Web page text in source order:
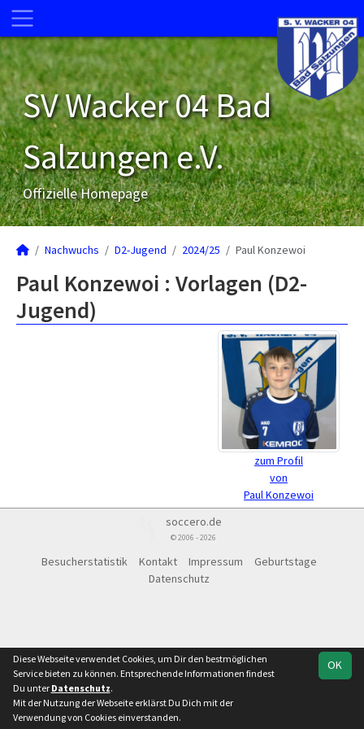
SV Wacker 04 Bad
Salzungen e.V.
Offizielle Homepage
Nachwuchs D2-Jugend 2024/25 Paul Konzewoi
Paul Konzewoi : Vorlagen (D2-
Jugend)
zum Profil
von
Paul Konzewoi
soccero.de
© 2006 - 2026
Besucherstatistik Kontakt Impressum
Geburtstage
Datenschutz
OK
Diese Webseite verwendet Cookies, um Dir den bestmöglichen
Service bieten zu können. Entsprechende Informationen findest
Du unter Datenschutz.
Mit der Nutzung der Webseite erklärst Du Dich mit der
Verwendung von Cookies einverstanden.